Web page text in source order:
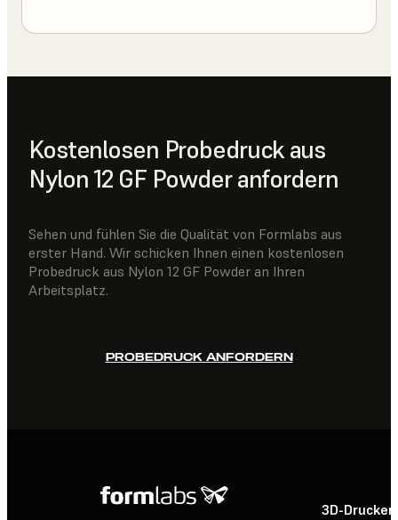
Kostenlosen Probedruck aus
Nylon 12 GF Powder anfordern
Sehen und fühlen Sie die Qualität von Formlabs aus
erster Hand. Wir schicken Ihnen einen kostenlosen
Probedruck aus Nylon 12 GF Powder an Ihren
Arbeitsplatz.
PROBEDRUCK ANFORDERN
3D-Drucker